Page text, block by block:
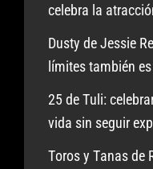
celebra la
Dusty de Jessie
límites también
25 de Tuli:
vida sin seguir
Toros y Tanas de